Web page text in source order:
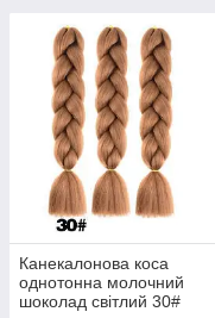
Канекалонова коса
однотонна молочний
шоколад світлий 30#